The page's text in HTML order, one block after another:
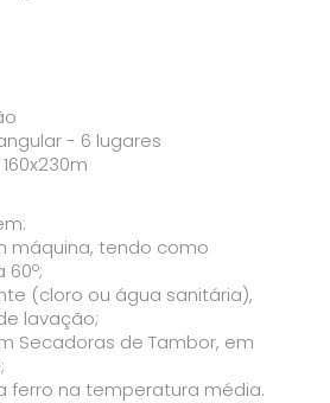
- 6 lugares
máquina, tendo como
(cloro ou água sanitária),
lavação;
Secadoras de Tambor, em
ferro na temperatura média.